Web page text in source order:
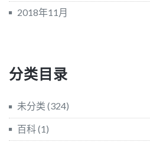
2018年11月
分类目录
未分类 (324)
百科(1)